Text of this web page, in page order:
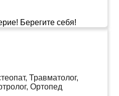
Берегите себя!
Травматолог,
Ортопед